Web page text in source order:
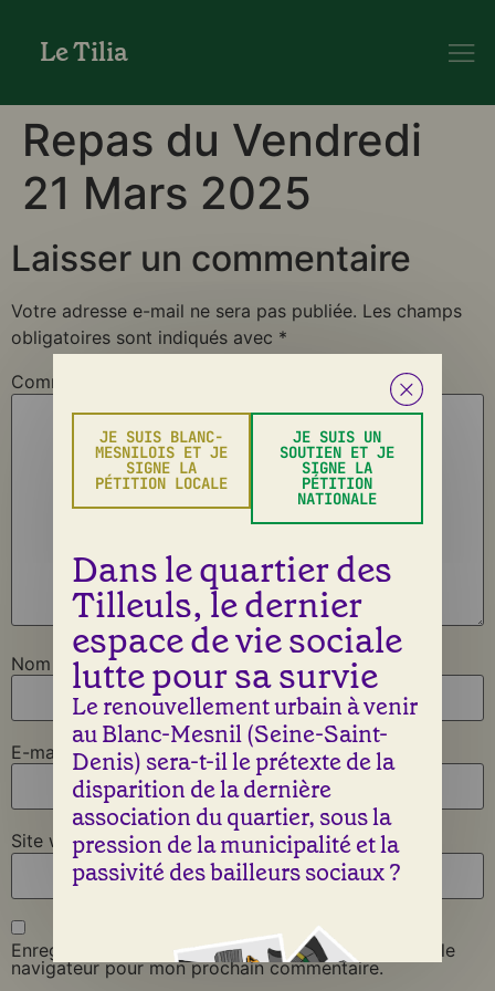
Le Tilia
Repas du Vendredi
21 Mars 2025
Laisser un commentaire
Votre adresse e-mail ne sera pas publiée. Les champs
obligatoires sont indiqués avec *
Commentaire
Nom
E-mail *
Site web
Enregistrer mon nom, mon e-mail et mon site dans le
navigateur pour mon prochain commentaire.
JE SUIS BLANC-
MESNILOIS ET JE
SIGNE LA
PÉTITION LOCALE
JE SUIS UN
SOUTIEN ET JE
SIGNE LA
PÉTITION
NATIONALE
Dans le quartier des
Tilleuls, le dernier
espace de vie sociale
lutte pour sa survie
Le renouvellement urbain à venir
au Blanc-Mesnil (Seine-Saint-
Denis) sera-t-il le prétexte de la
disparition de la dernière
association du quartier, sous la
pression de la municipalité et la
passivité des bailleurs sociaux ?